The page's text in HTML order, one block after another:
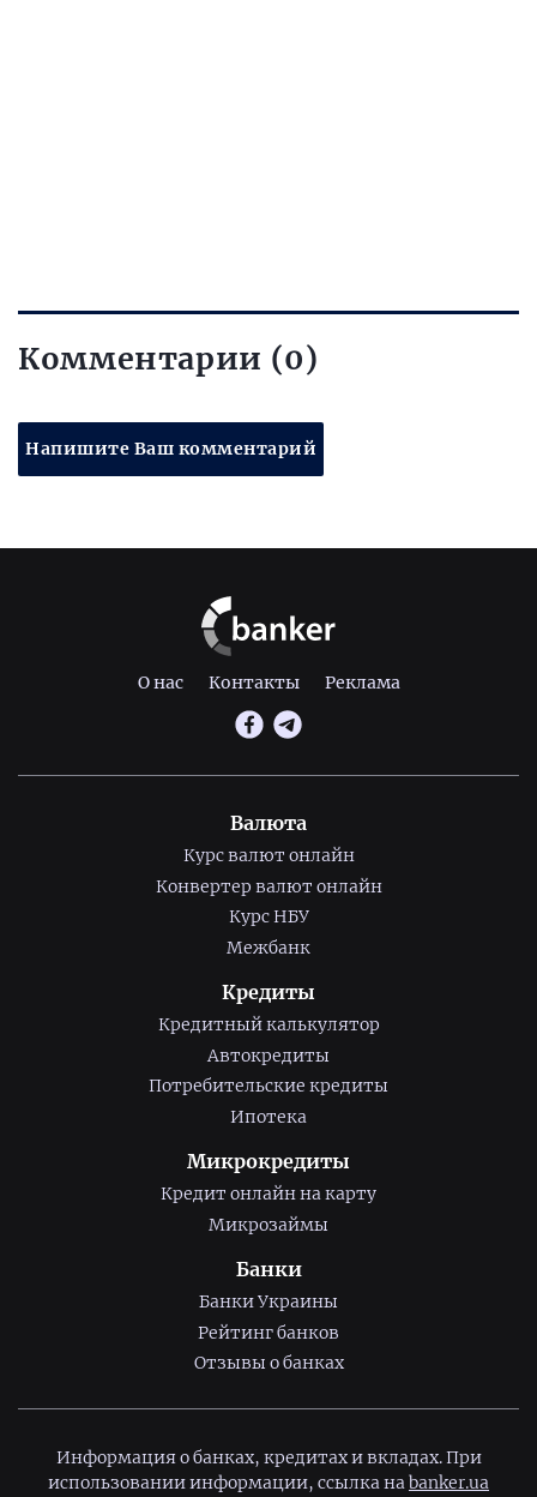
Комментарии (0)
Напишите Ваш комментарий
О нас Контакты Реклама
Валюта
Курс валют онлайн
Конвертер валют онлайн
Курс НБУ
Межбанк
Кредиты
Кредитный калькулятор
Автокредиты
Потребительские кредиты
Ипотека
Микрокредиты
Кредит онлайн на карту
Микрозаймы
Банки
Банки Украины
Рейтинг банков
Отзывы о банках
Информация о банках, кредитах и вкладах. При
использовании информации, ссылка наbanker.ua